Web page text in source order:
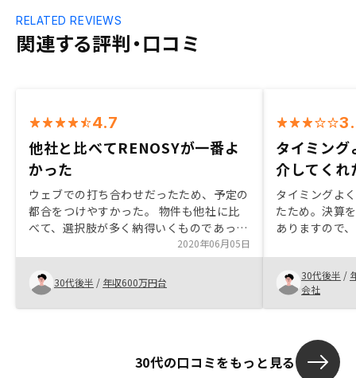
関連する評判・口コミ
RELATED REVIEWS
4.7
他社と比べてRENOSYが一番よ
かった
ウェブでの打ち合わせだったため、予定の
都合をつけやすかった。 物件も他社に比
べて、選択肢が多く納得いくものであっ
2020年06月05日
30代後半 / 年収600万円台
タイミング
介してくれ
タイミングよ
たため。決算
ありますので
30代後半 /
会社
30代の口コミをもっと見る